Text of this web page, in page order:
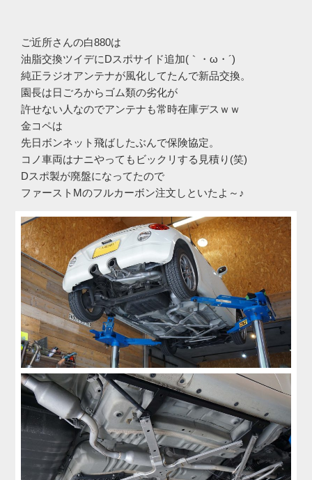
ご近所さんの白880は
油脂交換ツイデにDスポサイド追加(｀・ω・´)ゞ
純正ラジオアンテナが風化してたんで新品交換。
園長は日ごろからゴム類の劣化が
許せない人なのでアンテナも常時在庫デスｗｗ
金コペは
先日ボンネット飛ばしたぶんで保険協定。
コノ車両はナニやってもビックリする見積り(笑)
Dスポ製が廃盤になってたので
ファーストMのフルカーボン注文しといたよ～♪